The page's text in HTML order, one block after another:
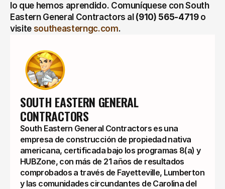
lo que hemos aprendido. Comuníquese con South
Eastern General Contractors al (910) 565-4719 o
visite southeasterngc.com.
SOUTH EASTERN GENERAL
CONTRACTORS
South Eastern General Contractors es una
empresa de construcción de propiedad nativa
americana, certificada bajo los programas 8(a) y
HUBZone, con más de 21 años de resultados
comprobados a través de Fayetteville, Lumberton
y las comunidades circundantes de Carolina del